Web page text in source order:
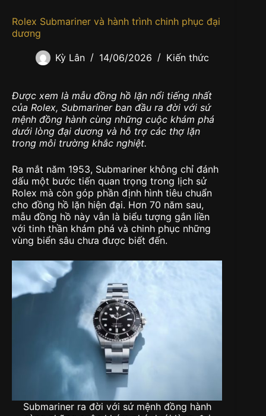
Rolex Submariner và hành trình chinh phục đại
dương
Kỳ Lân 14/06/2026 Kiến thức
Được xem là mẫu đồng hồ lặn nổi tiếng nhất
của Rolex, Submariner ban đầu ra đời với sứ
mệnh đồng hành cùng những cuộc khám phá
dưới lòng đại dương và hỗ trợ các thợ lặn
trong môi trường khắc nghiệt.
Ra mắt năm 1953, Submariner không chỉ đánh
dấu một bước tiến quan trọng trong lịch sử
Rolex mà còn góp phần định hình tiêu chuẩn
cho đồng hồ lặn hiện đại. Hơn 70 năm sau,
mẫu đồng hồ này vẫn là biểu tượng gắn liền
với tinh thần khám phá và chinh phục những
vùng biển sâu chưa được biết đến.
Submariner ra đời với sứ mệnh đồng hành